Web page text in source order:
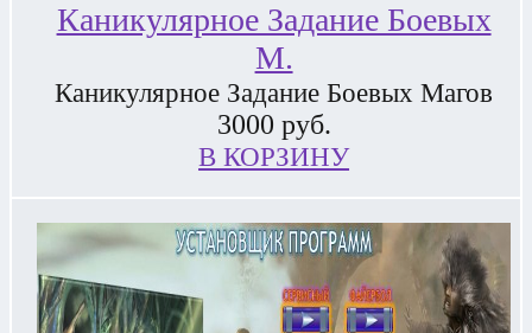
Каникулярное Задание Боевых
М.
Каникулярное Задание Боевых Магов
3000 руб.
В КОРЗИНУ